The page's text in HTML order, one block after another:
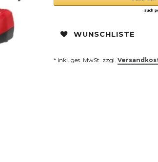
WUNSCHLISTE
* inkl. ges. MwSt. zzgl.